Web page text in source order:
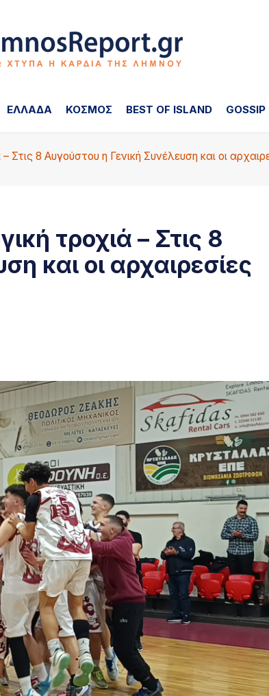
ΕΛΛΑΔΑ ΚΟΣΜΟΣ BEST OF ISLAND
8 Αυγούστου η Γενική Συνέλευση και οι
τροχιά – Στις 8
και οι αρχαιρεσίες